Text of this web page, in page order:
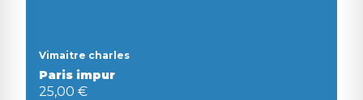
Vimaitre charles
Paris impur
25,00 €